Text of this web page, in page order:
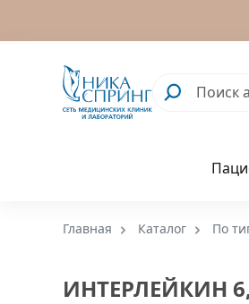
Главная Каталог По
ИНТЕРЛЕЙКИН